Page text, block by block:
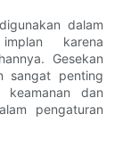
dalam
karena
Gesekan
sangat penting
keamanan dan
pengaturan